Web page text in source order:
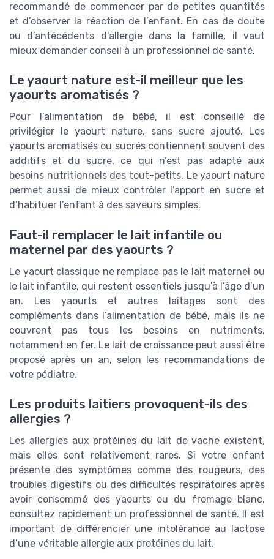
recommandé de commencer par de petites quantités
et d’observer la réaction de l’enfant. En cas de doute
ou d’antécédents d’allergie dans la famille, il vaut
mieux demander conseil à un professionnel de santé.
Le yaourt nature est-il meilleur que les
yaourts aromatisés ?
Pour l’alimentation de bébé, il est conseillé de
privilégier le yaourt nature, sans sucre ajouté. Les
yaourts aromatisés ou sucrés contiennent souvent des
additifs et du sucre, ce qui n’est pas adapté aux
besoins nutritionnels des tout-petits. Le yaourt nature
permet aussi de mieux contrôler l’apport en sucre et
d’habituer l’enfant à des saveurs simples.
Faut-il remplacer le lait infantile ou
maternel par des yaourts ?
Le yaourt classique ne remplace pas le lait maternel ou
le lait infantile, qui restent essentiels jusqu’à l’âge d’un
an. Les yaourts et autres laitages sont des
compléments dans l’alimentation de bébé, mais ils ne
couvrent pas tous les besoins en nutriments,
notamment en fer. Le lait de croissance peut aussi être
proposé après un an, selon les recommandations de
votre pédiatre.
Les produits laitiers provoquent-ils des
allergies ?
Les allergies aux protéines du lait de vache existent,
mais elles sont relativement rares. Si votre enfant
présente des symptômes comme des rougeurs, des
troubles digestifs ou des difficultés respiratoires après
avoir consommé des yaourts ou du fromage blanc,
consultez rapidement un professionnel de santé. Il est
important de différencier une intolérance au lactose
d’une véritable allergie aux protéines du lait.